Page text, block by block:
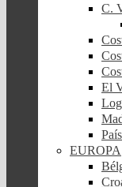
C.
El
EUROPA